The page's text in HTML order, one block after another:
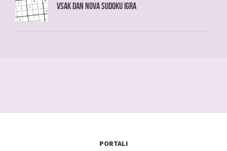
Vsak dan nova sudoku igra
PORTALI